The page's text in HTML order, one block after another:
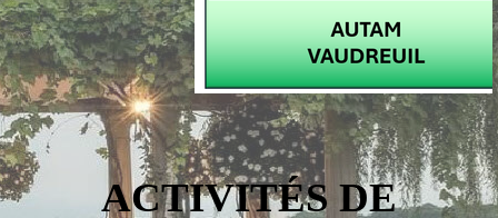
ACTIVITÉS DE